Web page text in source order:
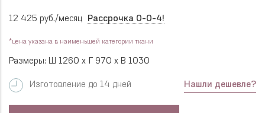
12 425 руб./месяц Рассрочка 0-0-4!
*цена указана в наименьшей категории ткани
Размеры: Ш 1260 x Г 970 x В 1030
Изготовление до 14 дней Нашли дешевле?